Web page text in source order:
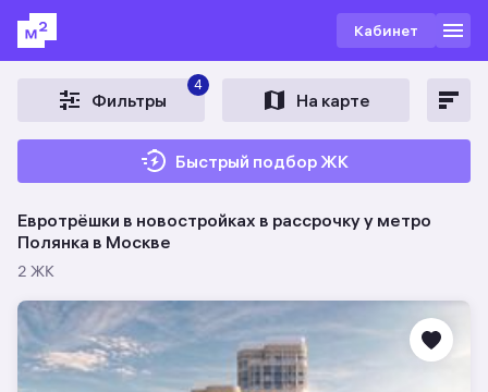
Кабинет
Фильтры
4
На карте
Быстрый подбор ЖК
Евротрёшки в новостройках в рассрочку у метро
Полянка в Москве
2 ЖК